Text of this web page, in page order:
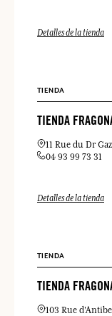
Detalles de la tienda
TIENDA
TIENDA
11 Rue du Dr
04 93 99 73 31
Detalles de la tienda
TIENDA
TIENDA
103 Rue